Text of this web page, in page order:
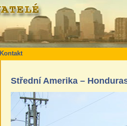
Kontakt
Střední Amerika –